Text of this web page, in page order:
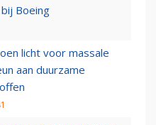
Boeing
licht voor massale
aan duurzame